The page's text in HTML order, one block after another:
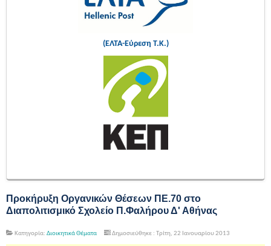
(ΕΛΤΑ-Εύρεση Τ.Κ.)
Προκήρυξη Οργανικών Θέσεων ΠΕ.70 στο
Διαπολιτισμικό Σχολείο Π.Φαλήρου Δ' Αθήνας
Κατηγορία: Διοικητικά Θέματα Δημοσιεύθηκε : Τρίτη, 22 Ιανουαρίου 2013